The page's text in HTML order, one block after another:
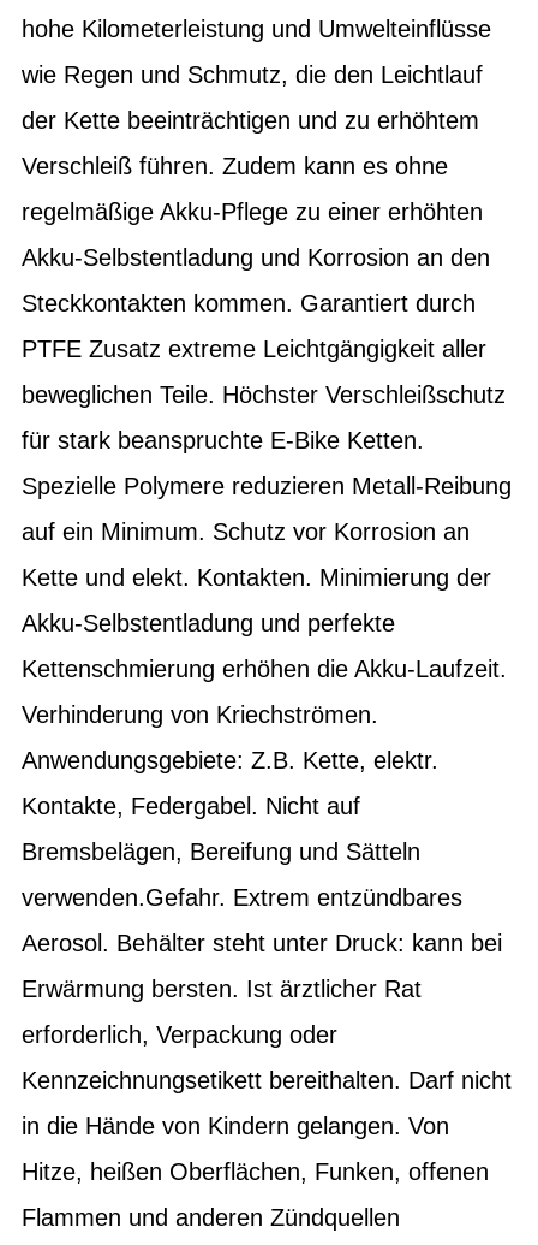
hohe Kilometerleistung und Umwelteinflüsse
wie Regen und Schmutz, die den Leichtlauf
der Kette beeinträchtigen und zu erhöhtem
Verschleiß führen. Zudem kann es ohne
regelmäßige Akku-Pflege zu einer erhöhten
Akku-Selbstentladung und Korrosion an den
Steckkontakten kommen. Garantiert durch
PTFE Zusatz extreme Leichtgängigkeit aller
beweglichen Teile. Höchster Verschleißschutz
für stark beanspruchte E-Bike Ketten.
Spezielle Polymere reduzieren Metall-Reibung
auf ein Minimum. Schutz vor Korrosion an
Kette und elekt. Kontakten. Minimierung der
Akku-Selbstentladung und perfekte
Kettenschmierung erhöhen die Akku-Laufzeit.
Verhinderung von Kriechströmen.
Anwendungsgebiete: Z.B. Kette, elektr.
Kontakte, Federgabel. Nicht auf
Bremsbelägen, Bereifung und Sätteln
verwenden.Gefahr. Extrem entzündbares
Aerosol. Behälter steht unter Druck: kann bei
Erwärmung bersten. Ist ärztlicher Rat
erforderlich, Verpackung oder
Kennzeichnungsetikett bereithalten. Darf nicht
in die Hände von Kindern gelangen. Von
Hitze, heißen Oberflächen, Funken, offenen
Flammen und anderen Zündquellen